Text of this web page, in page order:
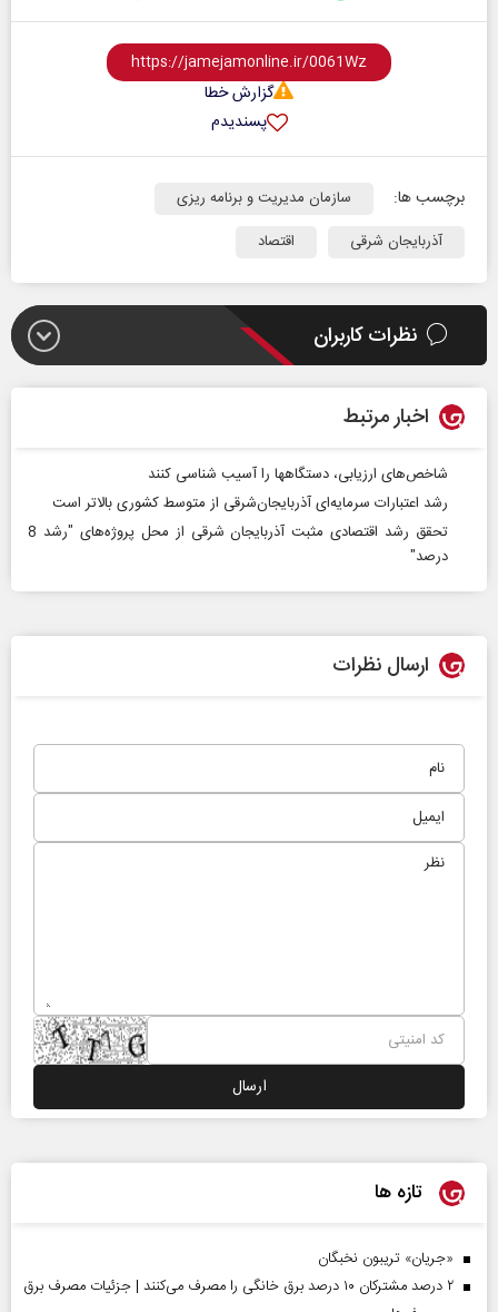
گزارش خطا
پسندیدم
برچسب ها:
سازمان مدیریت و برنامه ریزی
آذربایجان شرقی
اقتصاد
نظرات کاربران
اخبار مرتبط
شاخص‌های ارزیابی، دستگاه‎ها را آسیب شناسی کنند
رشد اعتبارات سرمایه‌ای آذربایجان‌شرقی از متوسط کشوری بالاتر است
تحقق رشد اقتصادی مثبت آذربایجان شرقی از محل پروژه‌های "رشد 8
درصد"
ارسال نظرات
تازه ها
«جریان» تریبون نخبگان
۲ درصد مشترکان ۱۰ درصد برق خانگی را مصرف می‌کنند | جزئیات مصرف برق